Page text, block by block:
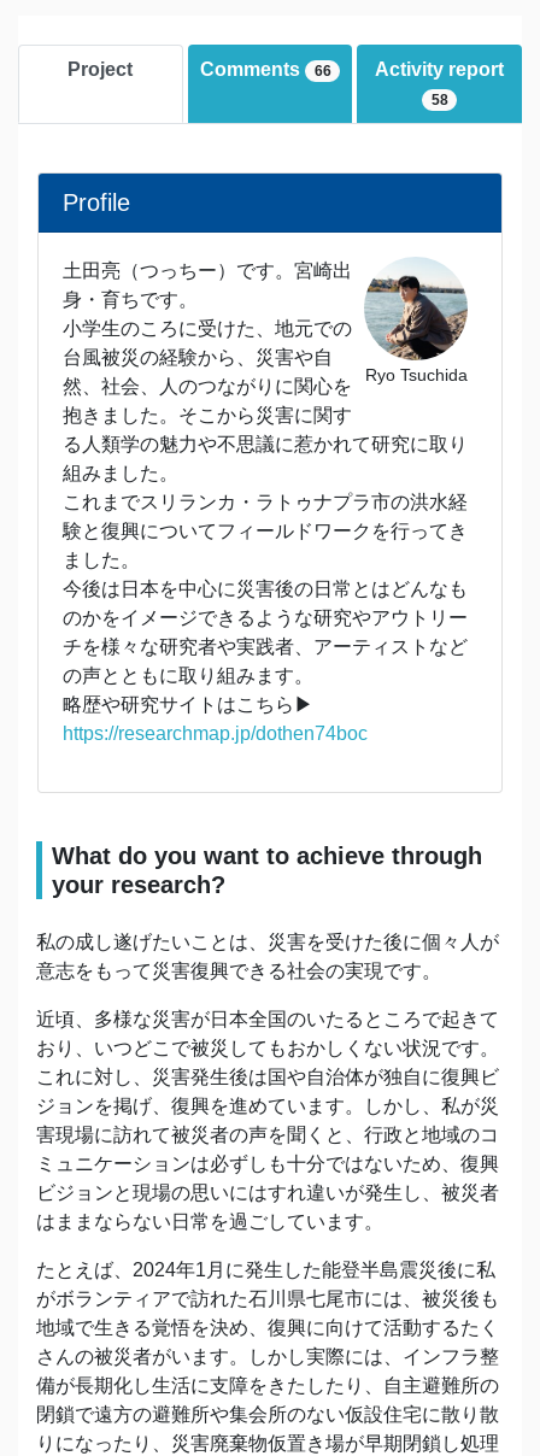
Project Comments 66 Activity report
58
Profile
Ryo Tsuchida
土田亮（つっちー）です。宮崎出
身・育ちです。
小学生のころに受けた、地元での
台風被災の経験から、災害や自
然、社会、人のつながりに関心を
抱きました。そこから災害に関す
る人類学の魅力や不思議に惹かれて研究に取り
組みました。
これまでスリランカ・ラトゥナプラ市の洪水経
験と復興についてフィールドワークを行ってき
ました。
今後は日本を中心に災害後の日常とはどんなも
のかをイメージできるような研究やアウトリー
チを様々な研究者や実践者、アーティストなど
の声とともに取り組みます。
略歴や研究サイトはこちら▶︎
https://researchmap.jp/dothen74boc
What do you want to achieve through
your research?
私の成し遂げたいことは、災害を受けた後に個々人が
意志をもって災害復興できる社会の実現です。
近頃、多様な災害が日本全国のいたるところで起きて
おり、いつどこで被災してもおかしくない状況です。
これに対し、災害発生後は国や自治体が独自に復興ビ
ジョンを掲げ、復興を進めています。しかし、私が災
害現場に訪れて被災者の声を聞くと、行政と地域のコ
ミュニケーションは必ずしも十分ではないため、復興
ビジョンと現場の思いにはすれ違いが発生し、被災者
はままならない日常を過ごしています。
たとえば、2024年1月に発生した能登半島震災後に私
がボランティアで訪れた石川県七尾市には、被災後も
地域で生きる覚悟を決め、復興に向けて活動するたく
さんの被災者がいます。しかし実際には、インフラ整
備が長期化し生活に支障をきたしたり、自主避難所の
閉鎖で遠方の避難所や集会所のない仮設住宅に散り散
りになったり、災害廃棄物仮置き場が早期閉鎖し処理